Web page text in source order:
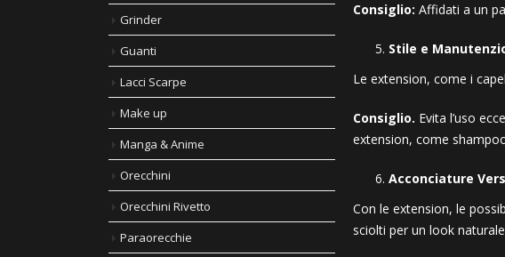
Consiglio: Affidati a un
Stile e
Le extension, come i
Consiglio. Evita l’uso
extension, come
Acconciature
Con le extension, le
sciolti per un look
Grinder
Guanti
Lacci Scarpe
Make up
Manga & Anime
Orecchini
Orecchini Rivetto
Paraorecchie